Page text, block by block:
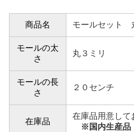
商品名 モールセット
モールの太
さ
丸３ミリ
モールの長
さ
２０センチ
在庫品
在庫品用意して
※国内生産品